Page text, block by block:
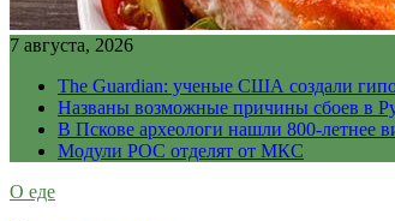
7 августа, 2026
The Guardian: ученые США создали
Названы возможные причины сбоев в
В Пскове археологи нашли 800-летнее
Модули РОС отделят от МКС
О еде